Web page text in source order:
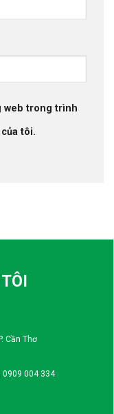
web trong trình
tôi.
Cần Thơ
0909 004 334